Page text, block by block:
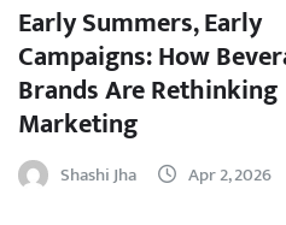
Early Summers, Early
Campaigns: How
Brands Are Rethinking
Marketing
Shashi Jha Apr 2, 2026